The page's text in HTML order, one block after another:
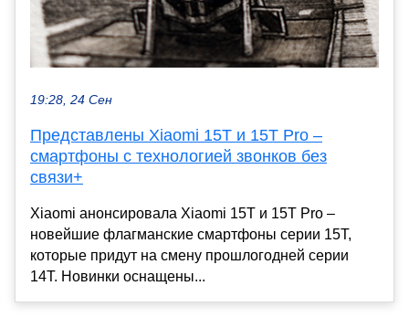
19:28, 24 Сен
Представлены Xiaomi 15T и 15T Pro –
смартфоны с технологией звонков без
связи+
Xiaomi анонсировала Xiaomi 15T и 15T Pro –
новейшие флагманские смартфоны серии 15T,
которые придут на смену прошлогодней серии
14T. Новинки оснащены...